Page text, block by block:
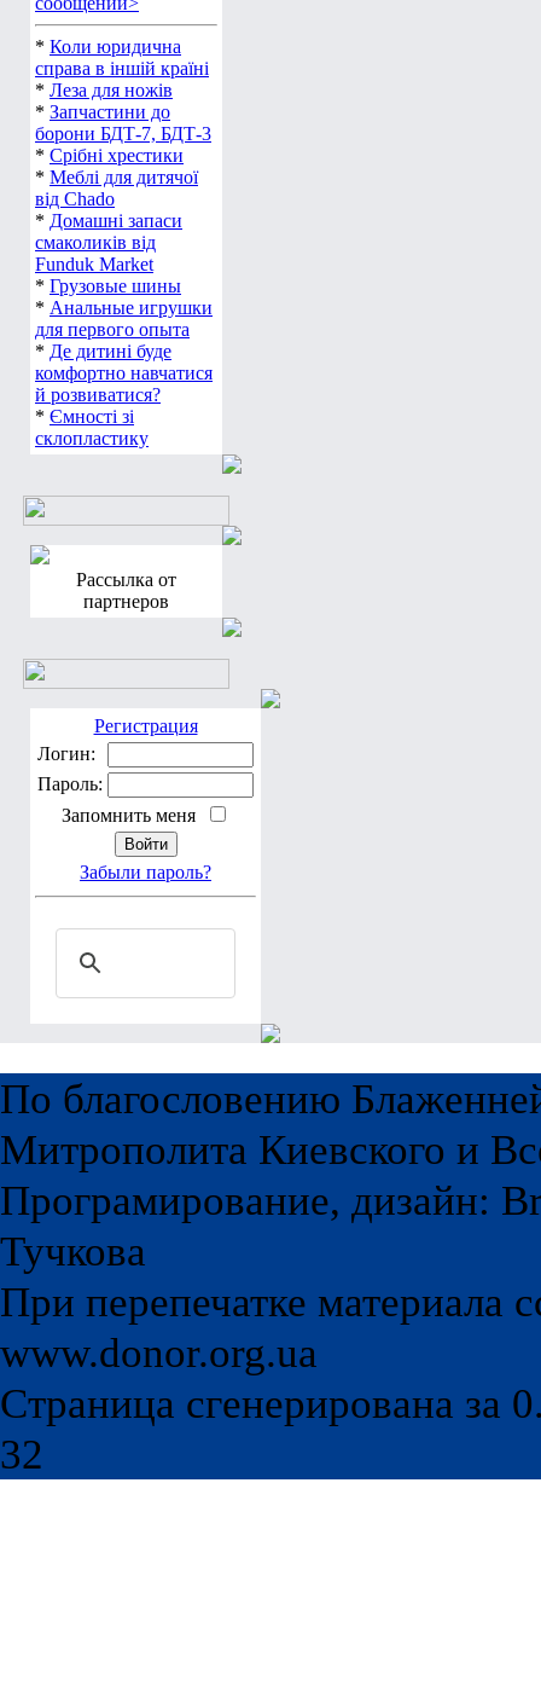
* Коли юридична
справа в іншій країні
* Леза для ножів
* Запчастини до
борони БДТ-7, БДТ-3
* Срібні хрестики
* Меблі для дитячої
від Chado
* Домашні запаси
смаколиків від
Funduk Market
* Грузовые шины
* Анальные игрушки
для первого опыта
* Де дитині буде
комфортно навчатися
й розвиватися?
* Ємності зі
склопластику
Рассылка от
партнеров
Регистрация
Логин:
Пароль:
Запомнить меня
Забыли пароль?
По благословению
Митрополита Киевского и
Програмирование, дизайн:
Тучкова
При перепечатке материала
www.donor.org.ua
Страница сгенерирована за
32